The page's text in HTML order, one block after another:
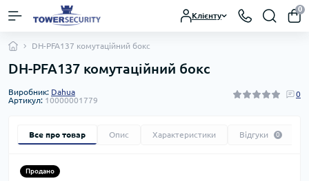
Клієнту
0
DH-PFA137 комутаційний бокс
DH-PFA137 комутаційний бокс
Виробник: Dahua
Артикул: 10000001779
0
Все про товар Опис Характеристики Відгуки 0
Продано